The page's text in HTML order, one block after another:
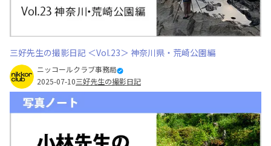
三好先生の撮影日記 ＜Vol.23＞ 神奈川県・荒崎公園編
ニッコールクラブ事務局
2025-07-10三好先生の撮影日記